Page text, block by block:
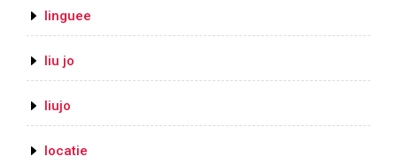
linguee
liu jo
liujo
locatie